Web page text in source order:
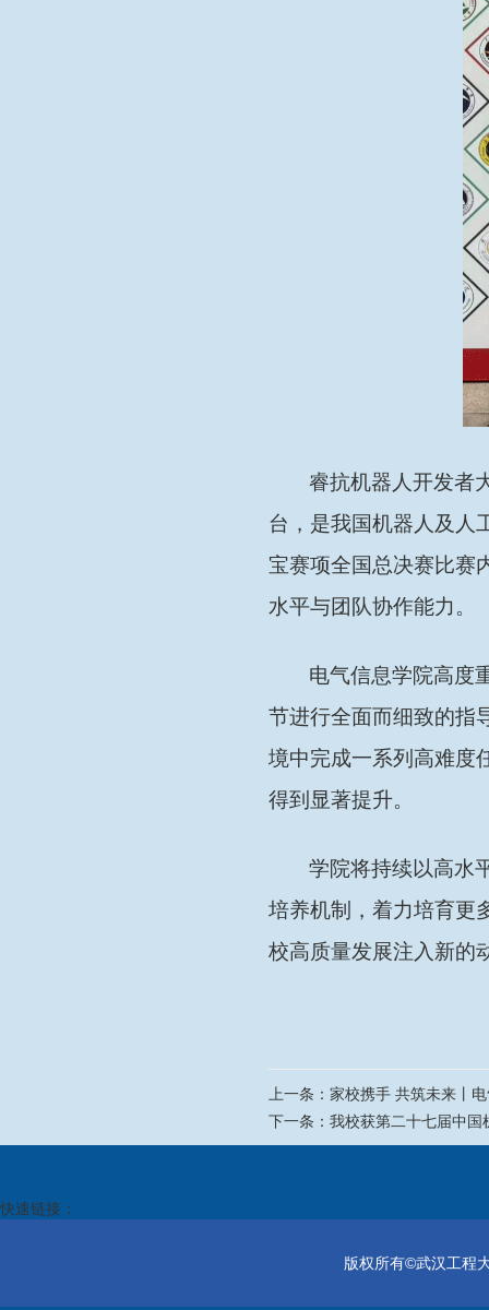
睿抗机器人开发者
台，是我国机器人及人
宝赛项全国总决赛比赛
水平与团队协作能力。
电气信息学院高度
节进行全面而细致的指
境中完成一系列高难度
得到显著提升。
学院将持续以高水
培养机制，着力培育更
校高质量发展注入新的
上一条： 家校携手 共筑未来丨
下一条： 我校获第二十七届中国
快速链接：
版权所有©武汉工程